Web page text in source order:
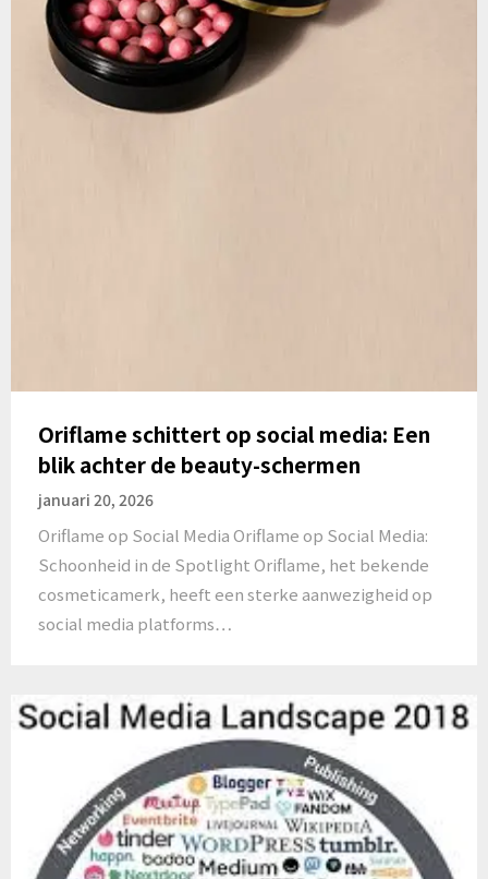
Oriflame schittert op social media: Een
blik achter de beauty-schermen
januari 20, 2026
Oriflame op Social Media Oriflame op Social Media:
Schoonheid in de Spotlight Oriflame, het bekende
cosmeticamerk, heeft een sterke aanwezigheid op
social media platforms…